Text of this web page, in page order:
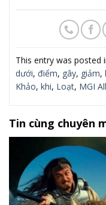
This entry was posted
dưới, điểm, gây, giảm,
Khảo, khi, Loạt, MGI
Tin cùng chuyên